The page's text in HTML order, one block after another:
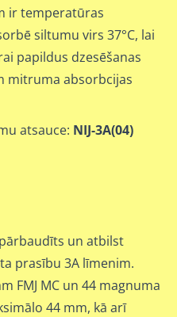
ir temperatūras
siltumu virs 37°C, lai
papildus dzesēšanas
mitruma absorbcijas
atsauce: NIJ-3A(04)
un atbilst
prasību 3A līmenim.
FMJ MC un 44 magnuma
44 mm, kā arī